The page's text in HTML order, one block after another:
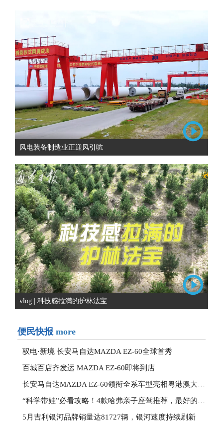
风电装备制造业正迎风引吭
vlog | 科技感拉满的护林法宝
便民快报 more
驭电·新境 长安马自达MAZDA EZ-60全球首秀
百城百店齐发运 MAZDA EZ-60即将到店
长安马自达MAZDA EZ-60领衔全系车型亮相粤港澳大湾区车展
“科学带娃”必看攻略！4款哈弗亲子座驾推荐，最好的课堂在路上
5月吉利银河品牌销量达81727辆，银河速度持续刷新